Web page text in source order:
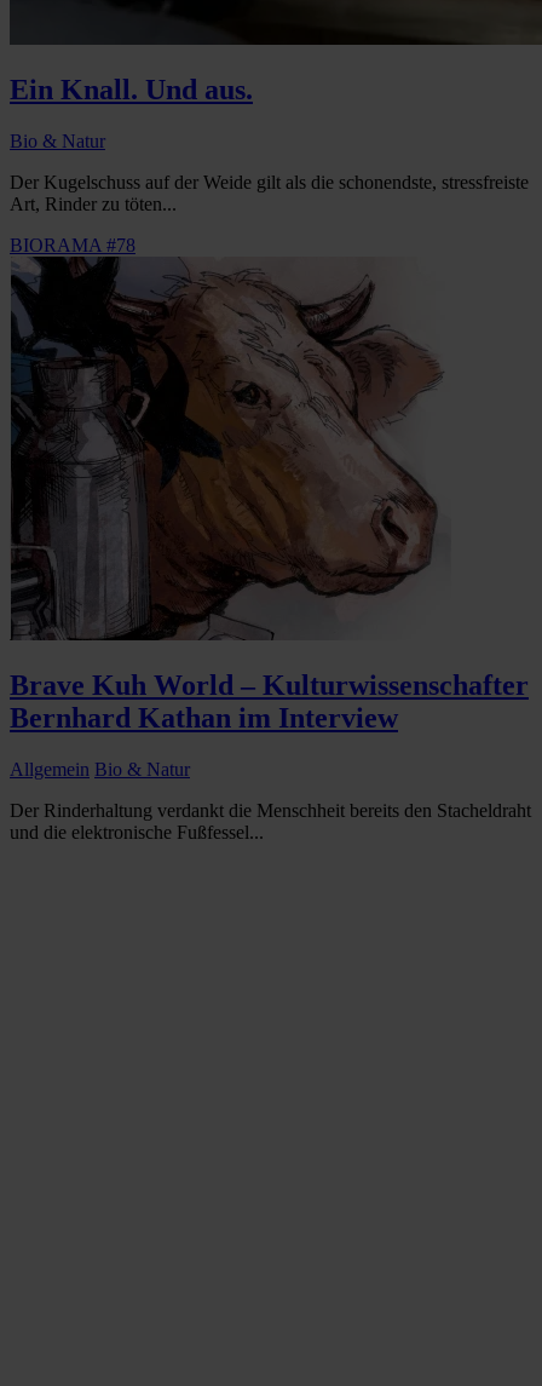
Ein Knall. Und aus.
Bio & Natur
Der Kugelschuss auf der Weide gilt als die schonendste, stressfreiste
Art, Rinder zu töten...
BIORAMA #78
Brave Kuh World – Kulturwissenschafter
Bernhard Kathan im Interview
Allgemein Bio & Natur
Der Rinderhaltung verdankt die Menschheit bereits den Stacheldraht
und die elektronische Fußfessel...